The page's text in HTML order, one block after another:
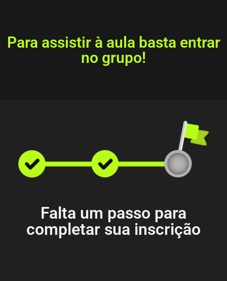
Para assistir à aula basta entrar
no grupo!
Falta um passo para
completar sua inscrição